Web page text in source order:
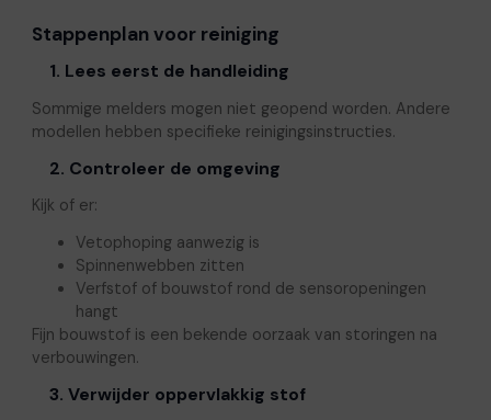
Stappenplan voor reiniging
1. Lees eerst de handleiding
Sommige melders mogen niet geopend worden. Andere
modellen hebben specifieke reinigingsinstructies.
2. Controleer de omgeving
Kijk of er:
Vetophoping aanwezig is
Spinnenwebben zitten
Verfstof of bouwstof rond de sensoropeningen
hangt
Fijn bouwstof is een bekende oorzaak van storingen na
verbouwingen.
3. Verwijder oppervlakkig stof